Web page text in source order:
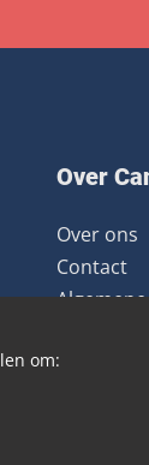
Over
Over ons
Contact
Distributie
om: